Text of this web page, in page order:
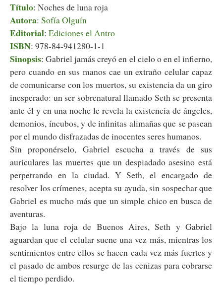
Título: Noches de luna roja
Autora: Sofía Olguín
Editorial: Ediciones el Antro
ISBN: 978-84-941280-1-1
Sinopsis: Gabriel jamás creyó en el cielo o en el infierno,
pero cuando en sus manos cae un extraño celular capaz
de comunicarse con los muertos, su existencia da un giro
inesperado: un ser sobrenatural llamado Seth se presenta
ante él y en una noche le revela la existencia de ángeles,
demonios, íncubos, y de infinitas alimañas que se pasean
por el mundo disfrazadas de inocentes seres humanos.
Sin proponérselo, Gabriel escucha a través de sus
auriculares las muertes que un despiadado asesino está
perpetrando en la ciudad. Y Seth, el encargado de
resolver los crímenes, acepta su ayuda, sin sospechar que
Gabriel es mucho más que un simple chico en busca de
aventuras.
Bajo la luna roja de Buenos Aires, Seth y Gabriel
aguardan que el celular suene una vez más, mientras los
sentimientos entre ellos se hacen cada vez más fuertes y
el pasado de ambos resurge de las cenizas para cobrarse
el tiempo perdido.